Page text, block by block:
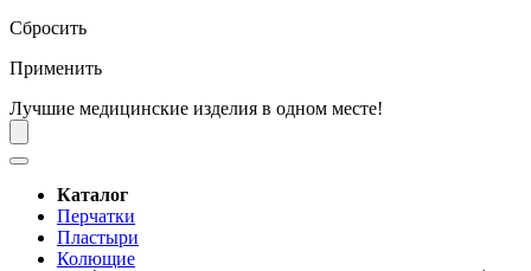
Сбросить
Применить
Лучшие медицинские изделия в одном месте!
Каталог
Перчатки
Пластыри
Колющие